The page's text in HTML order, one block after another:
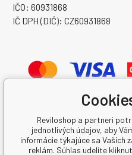
IČO: 60931868
IČ DPH (DIČ): CZ60931868
Reviloshop a partneri
jednotlivých údajov, aby
informácie týkajúce sa Vašich
reklám. Súhlas udelíte